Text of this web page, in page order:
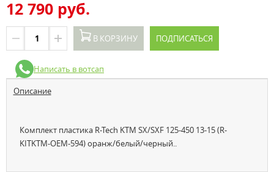
12 790 руб.
В КОРЗИНУ ПОДПИСАТЬСЯ
Написать в вотсап
Описание
Комплект пластика R-Tech KTM SX/SXF 125-450 13-15 (R-
KITKTM-OEM-594) оранж/белый/черный..